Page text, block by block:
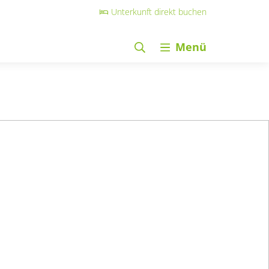
Unterkunft direkt buchen
Menü